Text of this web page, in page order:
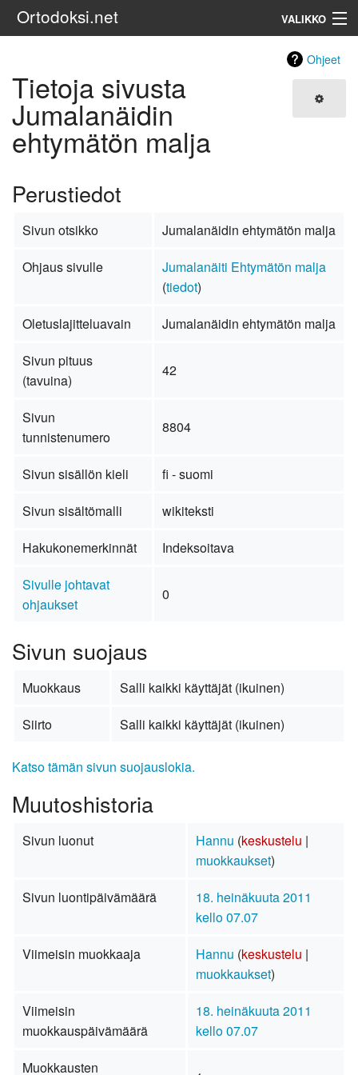
Ortodoksi.net VALIKKO
Haku
Ohjeet
Tietoja sivusta
Jumalanäidin
ehtymätön malja
Perustiedot
Sivun otsikko
Jumalanäidin ehtymätön malja
Ohjaus sivulle
Jumalanäiti Ehtymätön malja
(tiedot)
Oletuslajitteluavain
Jumalanäidin ehtymätön malja
Sivun pituus
(tavuina)
42
Sivun
tunnistenumero
8804
Sivun sisällön kieli
fi - suomi
Sivun sisältömalli
wikiteksti
Hakukonemerkinnät
Indeksoitava
Sivulle johtavat
ohjaukset
0
Sivun suojaus
Muokkaus
Salli kaikki käyttäjät (ikuinen)
Siirto
Salli kaikki käyttäjät (ikuinen)
Katso tämän sivun suojauslokia.
Muutoshistoria
Sivun luonut Hannu (keskustelu |
muokkaukset)
Sivun luontipäivämäärä
18. heinäkuuta 2011
kello 07.07
Viimeisin muokkaaja
Hannu (keskustelu |
muokkaukset)
Viimeisin
muokkauspäivämäärä
18. heinäkuuta 2011
kello 07.07
Muokkausten